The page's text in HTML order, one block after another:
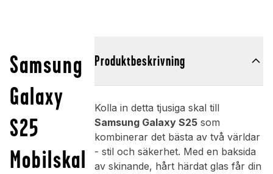
Samsung
Galaxy
S25
Mobilskal
Produktbeskrivning
Kolla in detta tjusiga skal till
Samsung Galaxy S25som
kombinerar det bästa av två världar
- stil och säkerhet. Med en baksida
av skinande, hårt härdat glas får din